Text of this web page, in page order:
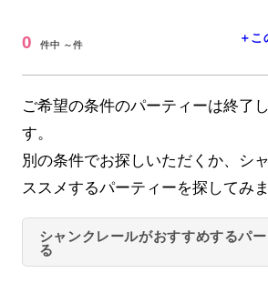
0 件中 ～件 ＋こ
ご希望の条件のパーティーは終了
す。
別の条件でお探しいただくか、シ
ススメするパーティーを探してみ
シャンクレールがおすすめするパ
る